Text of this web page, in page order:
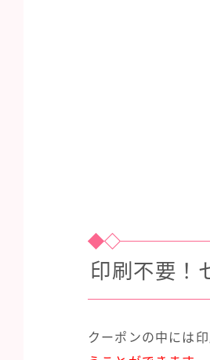
印刷不要！
クーポンの中には